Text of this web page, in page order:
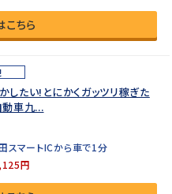
ちら
したい!とにかくガッツリ稼ぎた
動車九...
マートICから車で1分
円